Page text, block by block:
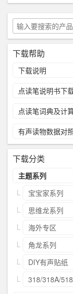
下载帮助
下载说明
点读笔说明书下
点读笔词典及计
有声读物数据对
下载分类
主题系列
宝宝家系列
思维龙系列
海外专区
角龙系列
DIY有声贴纸
318/318A/